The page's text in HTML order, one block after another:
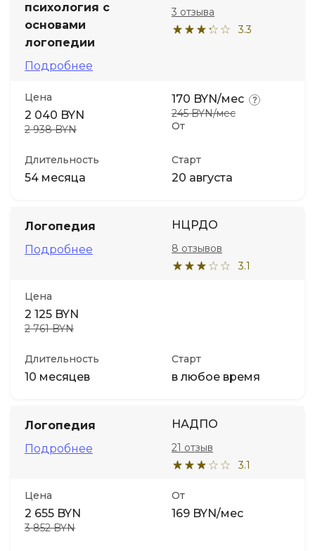
психология с
основами
логопедии
Подробнее
3.3
3 отзыва
Цена
2 040 BYN
2 938 BYN От
170 BYN/мес
245 BYN/мес
Длительность
54 месяца
Старт
20 августа
Логопедия
Подробнее
НЦРДО
3.1
8 отзывов
Цена
2 125 BYN
2 761 BYN
Длительность
10 месяцев
Старт
в любое время
Логопедия
Подробнее
НАДПО
3.1
21 отзыв
Цена
2 655 BYN
3 852 BYN
От
169 BYN/мес